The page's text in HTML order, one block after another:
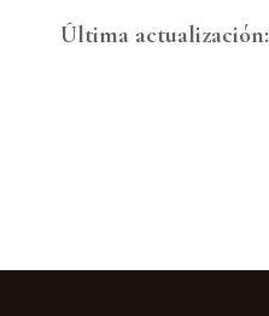
Última actualización: